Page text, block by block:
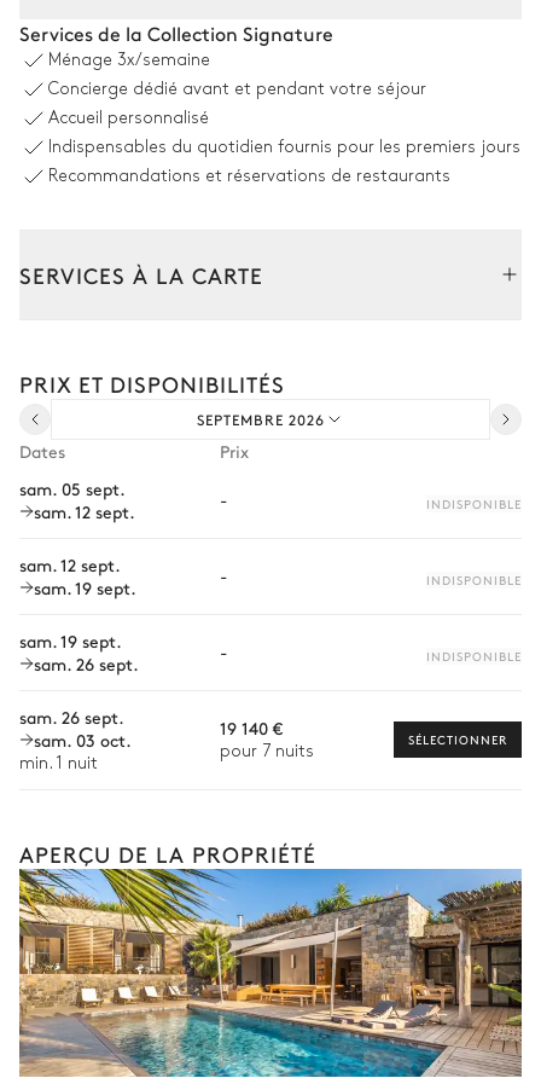
Piscine
Dimensions : L = 11m, l = 4m
Transats
Parasol(s)
Avec pelouse
Terrasse
2Canapés
Fauteuil
Services de la Collection Signature
Ménage 3x/semaine
Concierge dédié avant et pendant votre séjour
Accueil personnalisé
Indispensables du quotidien fournis pour les premiers jours
Recommandations et réservations de restaurants
SERVICES À LA CARTE
Transfert à l'arrivée et au départ
Courses livrées avant l'arrivée
Chef à domicile
Bien-être à domicile
Babysitter
Location de bateau
Sports nautiques
Visites gastronomiques
Les services et expériences proposés peuvent varier selon la
saison, la destination ou la disponibilité. Notre conciergerie
vous guidera vers les offres disponibles pour votre séjour.
PRIX ET DISPONIBILITÉS
SEPTEMBRE 2026
Dates
Prix
sam. 05 sept.
sam. 12 sept.
- INDISPONIBLE
sam. 12 sept.
sam. 19 sept.
- INDISPONIBLE
sam. 19 sept.
sam. 26 sept.
- INDISPONIBLE
sam. 26 sept.
sam. 03 oct.
min. 1 nuit
19 140 €
pour 7 nuits
SÉLECTIONNER
APERÇU DE LA PROPRIÉTÉ